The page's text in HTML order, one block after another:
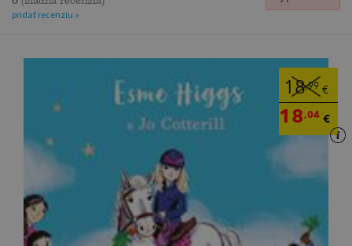
pridať recenziu »
18,99 €
18,04 €